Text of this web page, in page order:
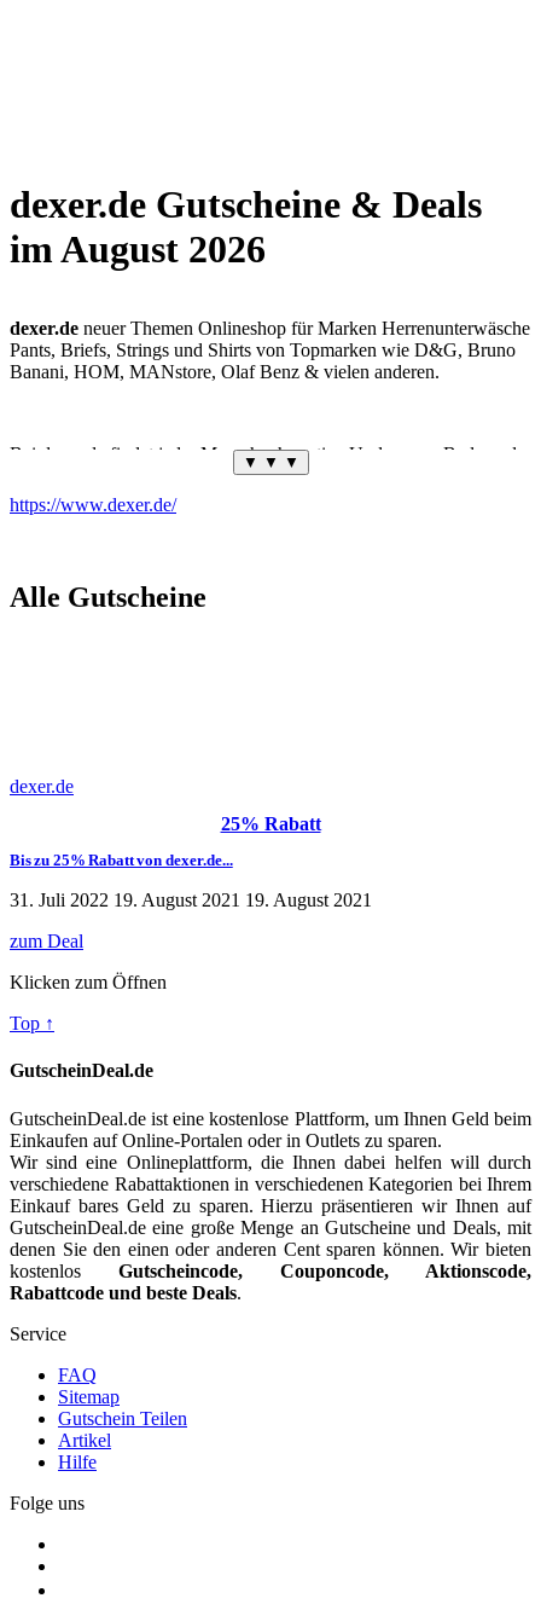
dexer.de Gutscheine & Deals
im August 2026
dexer.de neuer Themen Onlineshop für Marken Herrenunterwäsche
Pants, Briefs, Strings und Shirts von Topmarken wie D&G, Bruno
Banani, HOM, MANstore, Olaf Benz & vielen anderen.
Bei dexer.de findet jeder Mann hochwertige Underwear, Bademode
und Shirts nach seinem Geschmack! Egal welchen Unterwäsche Stil
du bevorzugst In unseren Pantys, Boxer oder Strings machst du
garantiert eine gute Figur. Auch am Strand oder im Club wirst du
außergewöhnliche Männermode für dich! Fühl dich sexy mit
Dexer.de, dem Online Shop für heiße Männerwäsche!
temperatur ausgleichende Unterwäsche, die so gut aussieht wie sie
sich anfühlt. Denn auch bei sexy Leder, Wetlook und Netz
Underwear und den modischen Badekollektionen stellen wir hohen
kostenloser Versand nach Deutschland und Österreich
Zeige Stil und setze Trends! Denn langweiliger Feinripp war
lässige Boxer und aufregende Strings warten nur darauf, dein bestes
Stück und deinen Po ansprechend zu verpacken. Auch bei Shirts,
Bodys und Loungewear ist für jeden Stil und jeden Anlass das
richtige dabei. Probiere neue Schnitte, überrasche mit auffälligen
Details und betone deinen sexy Körper wie es dir gerade passt.
GutscheinDeal.de bietet kostenlos
dexer Gutscheincodes und
Dealsfür Ihre nächste Kleidung & Mode einkaufen, um Ihnen Geld
zu sparen.
▼ ▼ ▼
https://www.dexer.de/
Alle Gutscheine
dexer.de
25% Rabatt
Bis zu 25% Rabatt von dexer.de...
31. Juli 2022 19. August 2021 19. August 2021
zum Deal
Klicken zum Öffnen
Top ↑
GutscheinDeal.de
GutscheinDeal.de ist eine kostenlose Plattform, um Ihnen Geld beim
Einkaufen auf Online-Portalen oder in Outlets zu sparen.
Wir sind eine Onlineplattform, die Ihnen dabei helfen will durch
verschiedene Rabattaktionen in verschiedenen Kategorien bei Ihrem
Einkauf bares Geld zu sparen. Hierzu präsentieren wir Ihnen auf
GutscheinDeal.de eine große Menge an Gutscheine und Deals, mit
denen Sie den einen oder anderen Cent sparen können. Wir bieten
kostenlos Gutscheincode, Couponcode, Aktionscode,
Rabattcode und beste Deals.
Service
FAQ
Sitemap
Gutschein Teilen
Artikel
Hilfe
Folge uns